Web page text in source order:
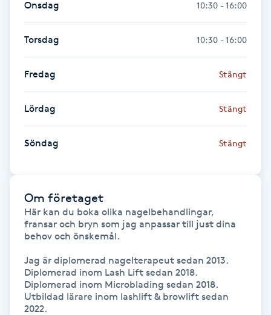
Hypnos
Hårborttagning
Hårbottenbehandling
Onsdag 10:30 - 16:00
Torsdag 10:30 - 16:00
Fredag Stängt
Lördag Stängt
Söndag Stängt
Om företaget
Här kan du boka olika nagelbehandlingar,
fransar och bryn som jag anpassar till just dina
behov och önskemål.
Jag är diplomerad nagelterapeut sedan 2013.
Diplomerad inom Lash Lift sedan 2018.
Diplomerad inom Microblading sedan 2018.
Utbildad lärare inom lashlift & browlift sedan
2022.